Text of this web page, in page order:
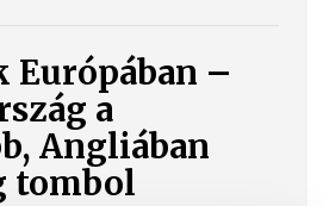
Európában –
a
Angliában
tombol